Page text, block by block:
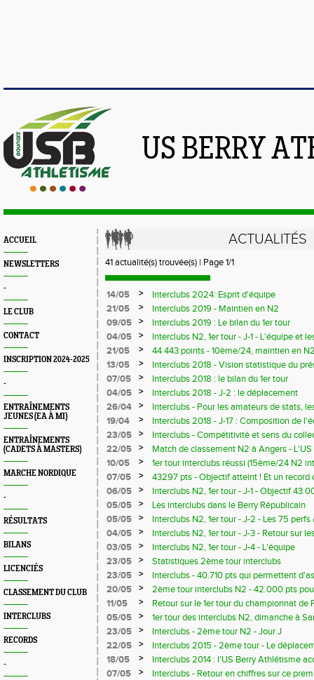
US BERRY
ACCUEIL
NEWSLETTERS
-
LE CLUB
CONTACT
INSCRIPTION 2024-2025
-
ENTRAÎNEMENTS
JEUNES (EA À MI)
ENTRAÎNEMENTS
(CADETS À MASTERS)
MARCHE NORDIQUE
-
RÉSULTATS
BILANS
LICENCIÉS
CLASSEMENT DU CLUB
INTERCLUBS
RECORDS
-
ACTUALITÉS
41 actualité(s) trouvée(s) | Page 1/1
14/05 >
Interclubs 2024: Esprit d'équipe
21/05
>
Interclubs 2019 - Maintien en N2
09/05
>
Interclubs 2019 : Le bilan du 1er tour
04/05
>
Interclubs N2, 1er tour - J-1 - L'équipe et
21/05
>
44 443 points - 10ème/24, maintien en
13/05
>
Interclubs 2018 - Vision statistique du
07/05
>
Interclubs 2018 : le bilan du 1er tour
04/05
>
Interclubs 2018 - J-2 : le déplacement
26/04
>
Interclubs - Pour les amateurs de stats,
depuis 2004
19/04 >
Interclubs 2018 - J-17 : Composition de
23/05
>
Interclubs - Compétitivité et sens du
pour l'excellent total de 44.322 pts
22/05 >
Match de classement N2 à Angers -
44.322 pts, 13ème sur les 24 clubs de
10/05 >
1er tour interclubs réussi (15ème/24 N2
au niveau national) - Il faut se mobiliser
au 2ème tour
07/05 >
43297 pts - Objectif atteint ! Et un record
qui tombe !
06/05 >
Interclubs N2, 1er tour - J-1 - Objectif
05/05
>
Les interclubs dans le Berry Républicain
05/05
>
Interclubs N2, 1er tour - J-2 - Les 75
ans
04/05 >
Interclubs N2, 1er tour - J-3 - Retour sur
améliorer ..!)
03/05 >
Interclubs N2, 1er tour - J-4 - L'équipe
23/05
>
Statistiques 2ème tour interclubs
23/05
>
Interclubs - 40.710 pts qui permettent
20/05
>
2ème tour interclubs N2 - 42.000 pts
11/05
>
Retour sur le 1er tour du championnat de
Quelques statistiques
05/05 >
1er tour des interclubs N2, dimanche à
23/05
>
Interclubs - 2ème tour N2 - Jour J
22/05
>
Interclubs 2015 - 2ème tour - Le
18/05
>
Interclubs 2014 : l'US Berry Athlétisme
07/05
>
Interclubs - Retour en chiffres sur ce